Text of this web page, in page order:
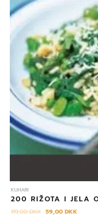
KUHARI
200 RIŽOTA I JELA
119,00DKK 59,00DKK